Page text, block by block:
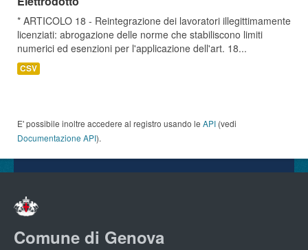
* ARTICOLO 18 - Reintegrazione dei lavoratori illegittimamente
licenziati: abrogazione delle norme che stabiliscono limiti
numerici ed esenzioni per l'applicazione dell'art. 18...
CSV
E' possibile inoltre accedere al registro usando le API (vedi
Documentazione API).
Comune di Genova